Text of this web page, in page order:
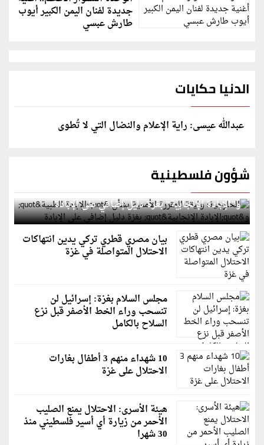
جديدة لفنان اليمن الكبير أيوب
طارش عبسي
الدنيا حكايات
عبدالله عيسى: راية الإعلام والنضال التي لا تُطوى
شؤون فلسطينية
الخارجية: وثيقة المقررة الأممية بشأن "الإبادة الطبية"
و"الإبادة الإنجابية" بغزة دليل إضافي على الإبادة
بيان مصري قطري تركي يدين انتهاكات
الاحتلال المتواصلة في غزة
مجلس السلام بغزة: إسرائيل لن
تنسحب وراء الخط الأصفر قبل نزع
السلاح بالكامل
10 شهداء منهم 3 أطفال بغارات
الاحتلال على غزة
هيئة الأسرى: الاحتلال يمنع الصليب
الأحمر من زيارة أي أسير فلسطيني منذ
30 شهرا